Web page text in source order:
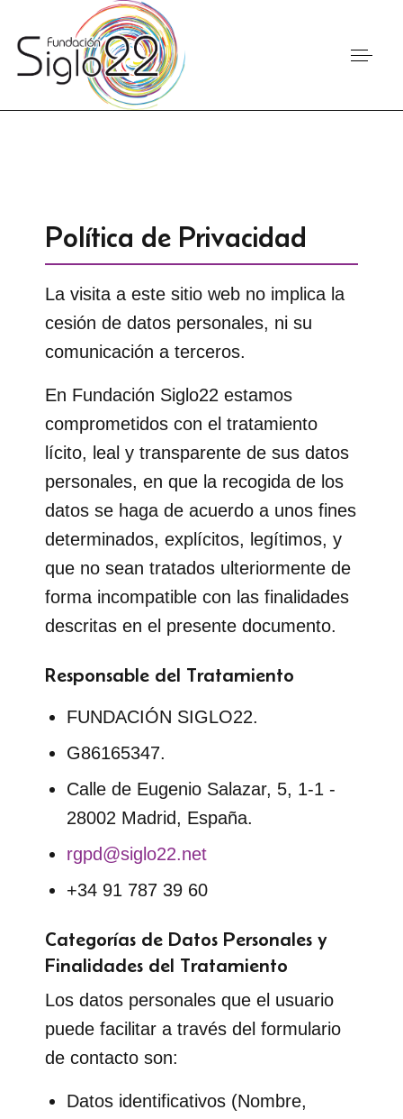
Política de Privacidad
La visita a este sitio web no implica la
cesión de datos personales, ni su
comunicación a terceros.
En Fundación Siglo22 estamos
comprometidos con el tratamiento
lícito, leal y transparente de sus datos
personales, en que la recogida de los
datos se haga de acuerdo a unos fines
determinados, explícitos, legítimos, y
que no sean tratados ulteriormente de
forma incompatible con las finalidades
descritas en el presente documento.
Responsable del Tratamiento
FUNDACIÓN SIGLO22.
G86165347.
Calle de Eugenio Salazar, 5, 1-1 -
28002 Madrid, España.
rgpd@siglo22.net
+34 91 787 39 60
Categorías de Datos Personales y
Finalidades del Tratamiento
Los datos personales que el usuario
puede facilitar a través del formulario
de contacto son:
Datos identificativos (Nombre,